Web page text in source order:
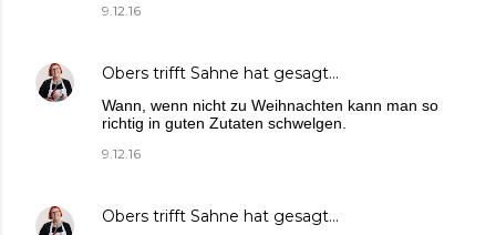
9.12.16
Obers trifft Sahne hat gesagt…
Wann, wenn nicht zu Weihnachten kann man so
richtig in guten Zutaten schwelgen.
9.12.16
Obers trifft Sahne hat gesagt…